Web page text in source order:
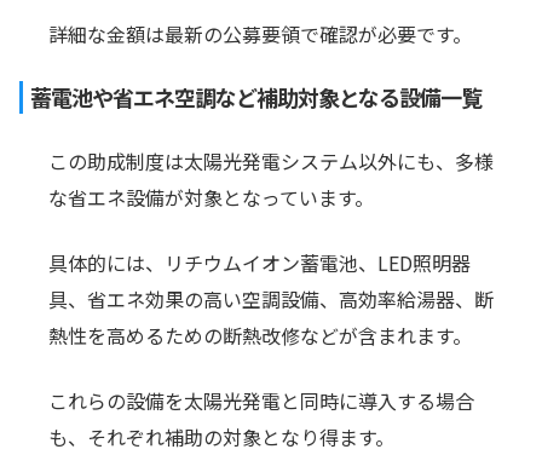
詳細な金額は最新の公募要領で確認が必要です。
蓄電池や省エネ空調など補助対象となる設備一覧
この助成制度は太陽光発電システム以外にも、多様
な省エネ設備が対象となっています。
具体的には、リチウムイオン蓄電池、LED照明器
具、省エネ効果の高い空調設備、高効率給湯器、断
熱性を高めるための断熱改修などが含まれます。
これらの設備を太陽光発電と同時に導入する場合
も、それぞれ補助の対象となり得ます。